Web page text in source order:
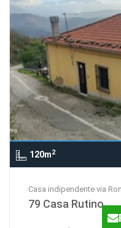
120m2
Casa indipendente via
79 Casa Rutino